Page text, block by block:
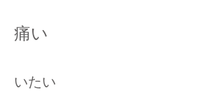
痛い
いたい